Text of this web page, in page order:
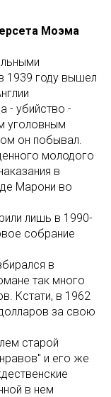
Моэма
1939 году вышел
- убийство -
уголовным
он побывал.
молодого
в
Марони во
лишь в 1990-
собрание
в
так много
Кстати, в 1962
за свою
старой
и его же
в нем